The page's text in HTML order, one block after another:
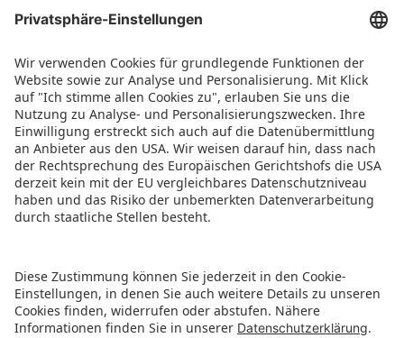
Kids India hat ihre Rolle als hochwertigste
internationale Spielwarenmesse in Südasien
einmal mehr bewiesen und den Teilnehmenden
das Tor zum größten Spielwarennetzwerk der
Welt geöffnet.“
PRESSEINFORMATION ALS PDF HERUNTERLADEN